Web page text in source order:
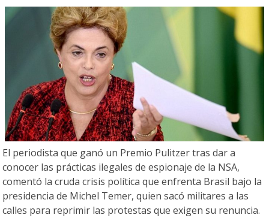
El periodista que ganó un Premio Pulitzer tras dar a
conocer las prácticas ilegales de espionaje de la NSA,
comentó la cruda crisis política que enfrenta Brasil bajo la
presidencia de Michel Temer, quien sacó militares a las
calles para reprimir las protestas que exigen su renuncia.